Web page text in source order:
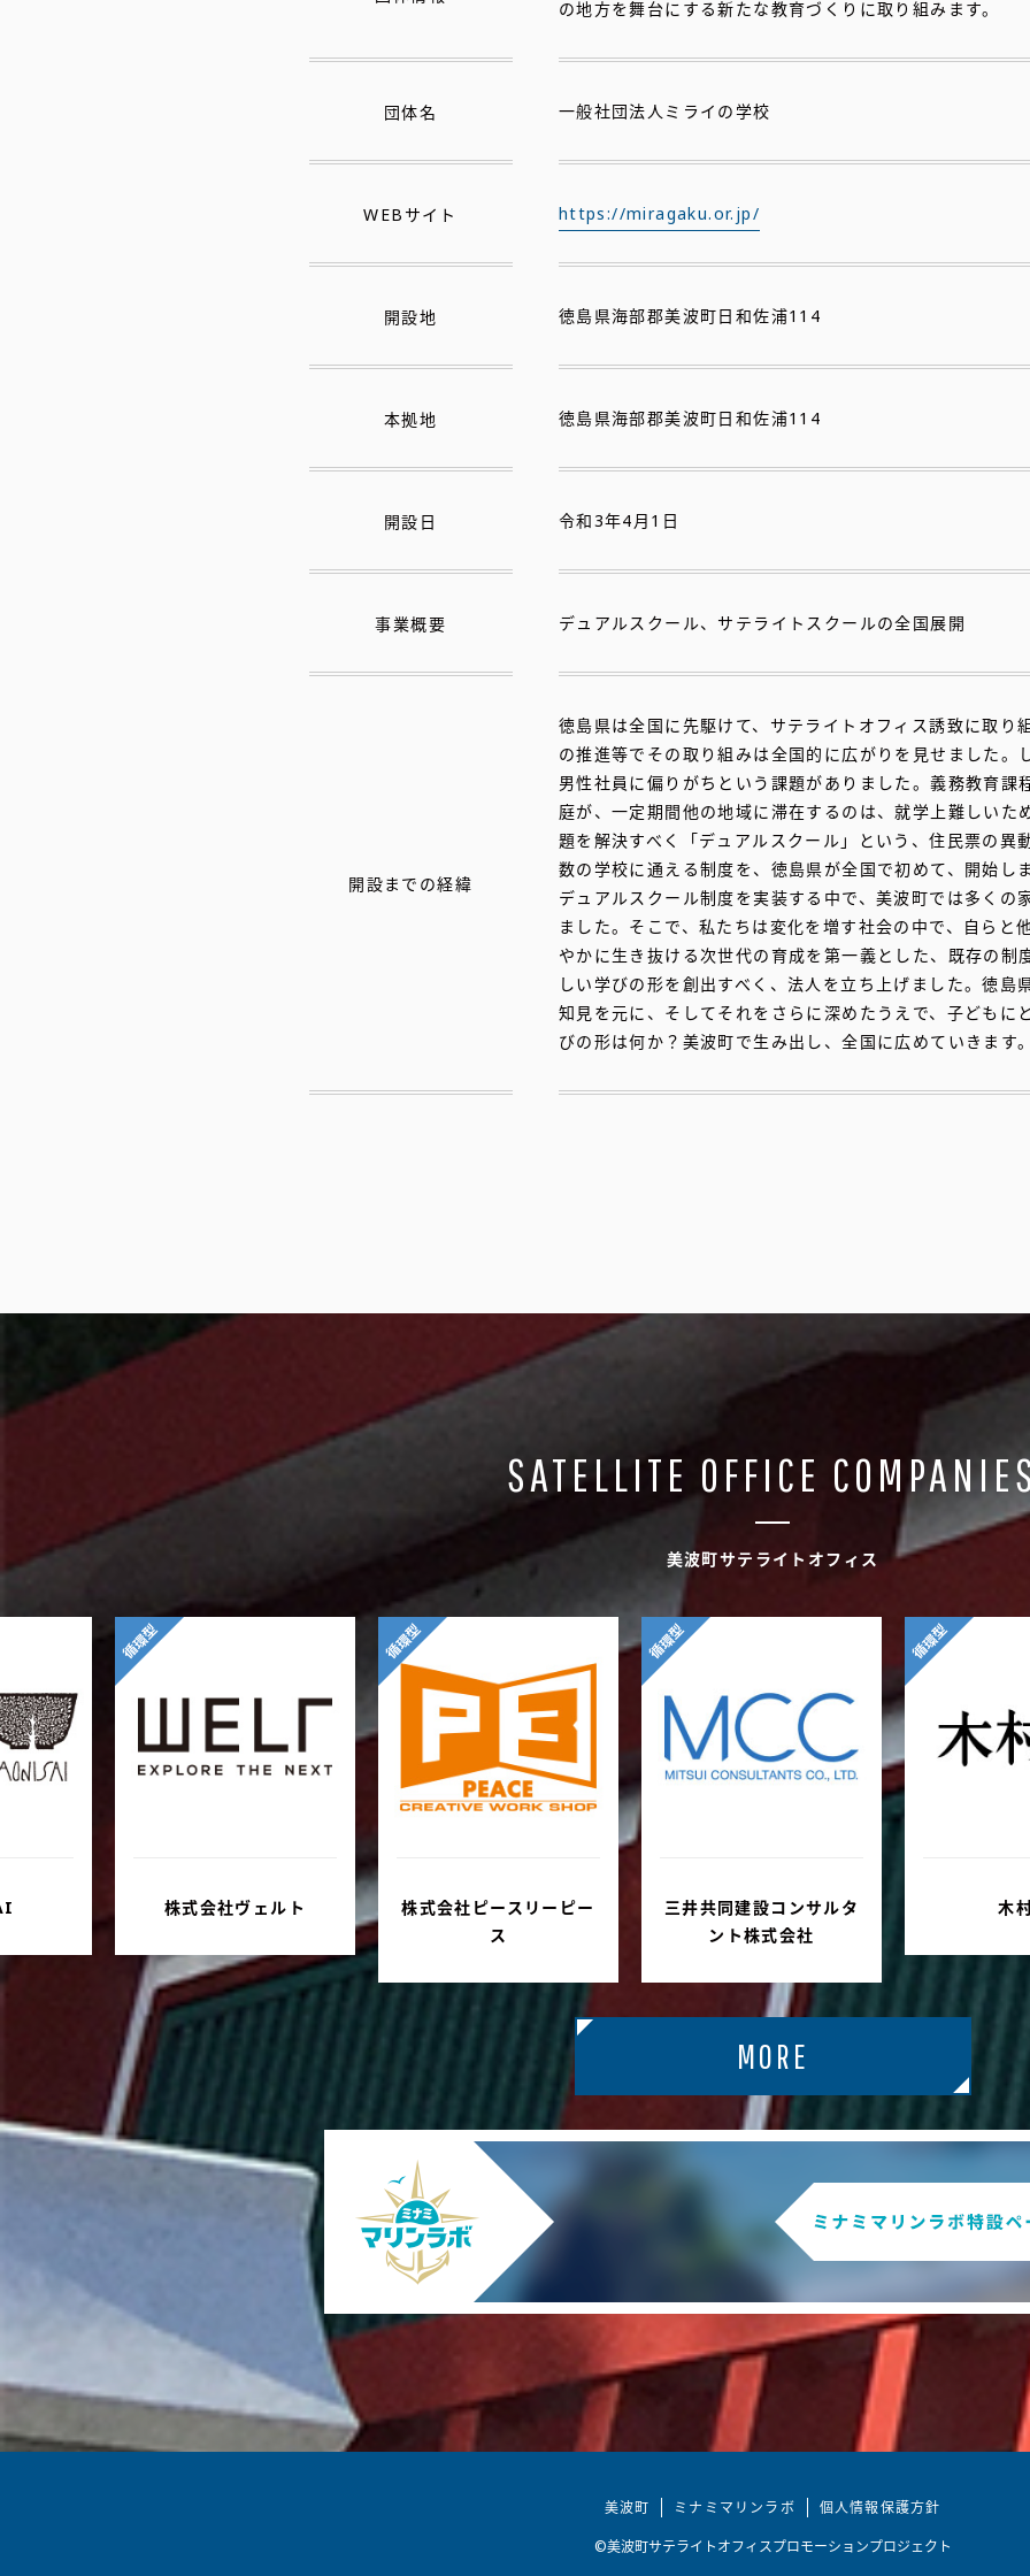
の地方を舞台にする新たな教育づくりに取り組みます。
団体名 一般社団法人ミライの学校
WEBサイト https://miragaku.or.jp/
開設地 徳島県海部郡美波町日和佐浦114
本拠地 徳島県海部郡美波町日和佐浦114
開設日 令和3年4月1日
事業概要 デュアルスクール、サテライトスクールの全国展開
開設までの経緯
徳島県は全国に先駆けて、サテライトオフィス誘致に取り
の推進等でその取り組みは全国的に広がりを見せました。
男性社員に偏りがちという課題がありました。義務教育課
庭が、一定期間他の地域に滞在するのは、就学上難しいた
題を解決すべく「デュアルスクール」という、住民票の異
数の学校に通える制度を、徳島県が全国で初めて、開始し
デュアルスクール制度を実装する中で、美波町では多くの
ました。そこで、私たちは変化を増す社会の中で、自らと
やかに生き抜ける次世代の育成を第一義とした、既存の制
しい学びの形を創出すべく、法人を立ち上げました。徳島
知見を元に、そしてそれをさらに深めたうえで、子どもに
びの形は何か？美波町で生み出し、全国に広めていきます
SATELLITE OFFICE
美波町サテライトオフィス
ト
循環型
株式会社ピースリーピー
循環型
三井共同建設コンサルタ
ント株式会社
循環型
木村肇
循環型
株式会
MORE
美波町 ミナミマリンラボ
個人情報保護方針
©美波町サテライトオフィスプロモーションプロジェクト